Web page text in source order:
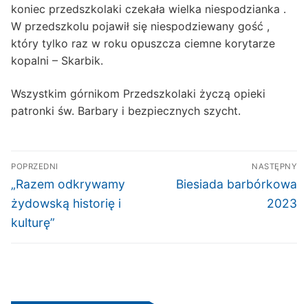
koniec przedszkolaki czekała wielka niespodzianka .
W przedszkolu pojawił się niespodziewany gość ,
który tylko raz w roku opuszcza ciemne korytarze
kopalni – Skarbik.
Wszystkim górnikom Przedszkolaki życzą opieki
patronki św. Barbary i bezpiecznych szycht.
Nawigacja
wpisu
POPRZEDNI
Poprzedni
wpis:
„Razem odkrywamy
żydowską historię i
kulturę”
NASTĘPNY
Następny
Biesiada barbórkowa
2023